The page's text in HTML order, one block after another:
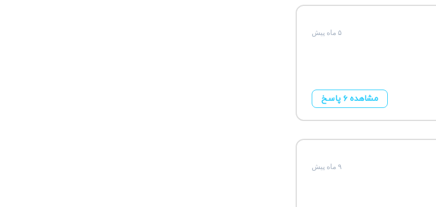
۵ ماه پیش
مشاهده ۶ پاسخ
۹ ماه پیش